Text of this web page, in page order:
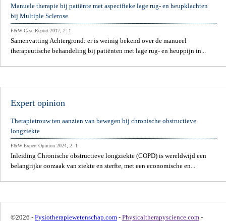
Manuele therapie bij patiënte met aspecifieke lage rug- en heupklachten
bij Multiple Sclerose
F&W Case Report 2017; 2: 1
Samenvatting Achtergrond: er is weinig bekend over de manueel
therapeutische behandeling bij patiënten met lage rug- en heuppijn in...
Expert opinion
Therapietrouw ten aanzien van bewegen bij chronische obstructieve
longziekte
F&W Expert Opinion 2024; 2: 1
Inleiding Chronische obstructieve longziekte (COPD) is wereldwijd een
belangrijke oorzaak van ziekte en sterfte, met een economische en...
©2026 - Fysiotherapiewetenschap.com - Physicaltherapyscience.com -